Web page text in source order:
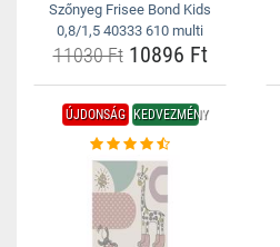
Szőnyeg Frisee Bond Kids
0,8/1,5 40333 610 multi
11030 Ft10896 Ft
ÚJDONSÁG KEDVEZMÉNY